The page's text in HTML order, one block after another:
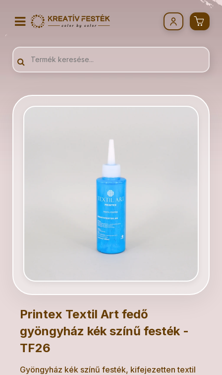
Printex Textil Art fedő
gyöngyház kék színű festék -
TF26
Gyöngyház kék színű festék, kifejezetten textil